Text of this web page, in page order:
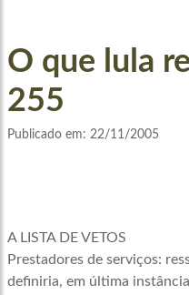
O que lula
255
Publicado em: 22/11/2005
A LISTA DE VETOS
Prestadores de serviços:
definiria, em última